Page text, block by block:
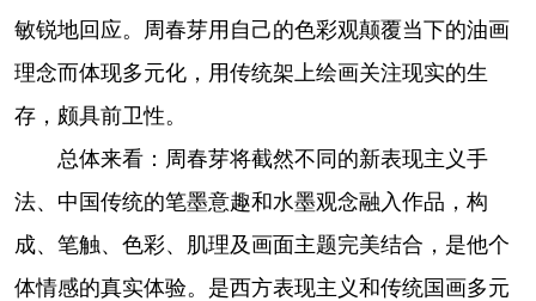
敏锐地回应。周春芽用自己的色彩观颠覆当下的油画
理念而体现多元化，用传统架上绘画关注现实的生
存，颇具前卫性。
总体来看：周春芽将截然不同的新表现主义手
法、中国传统的笔墨意趣和水墨观念融入作品，构
成、笔触、色彩、肌理及画面主题完美结合，是他个
体情感的真实体验。是西方表现主义和传统国画多元